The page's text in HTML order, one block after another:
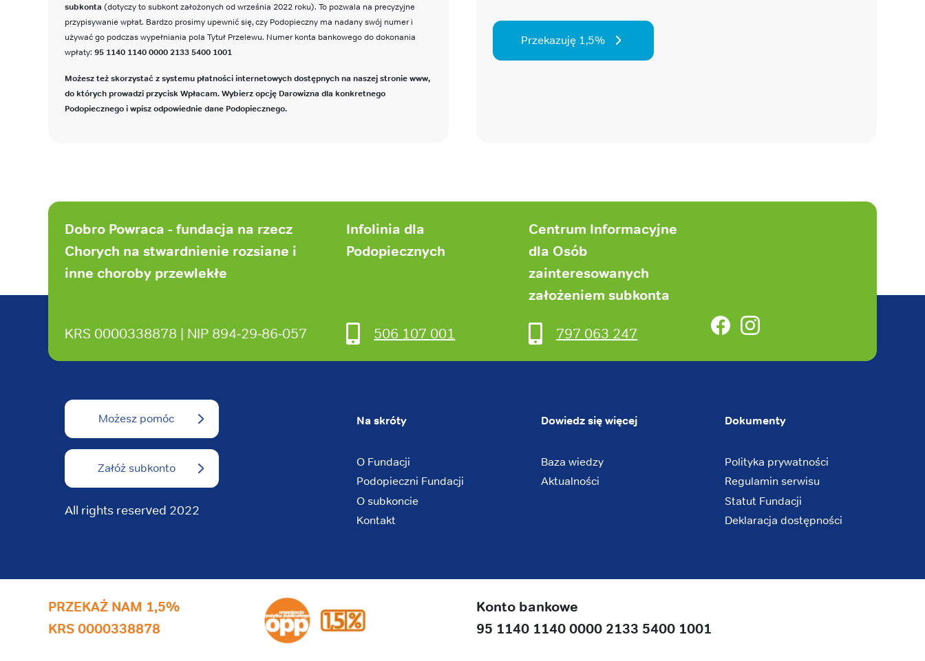
subkonta (dotyczy to subkont założonych od września 2022 roku). To pozwala na precyzyjne
przypisywanie wpłat. Bardzo prosimy upewnić się, czy Podopieczny ma nadany swój numer i
używać go podczas wypełniania pola Tytuł Przelewu. Numer konta bankowego do dokonania
wpłaty: 95 1140 1140 0000 2133 5400 1001
Możesz też skorzystać z systemu płatności internetowych dostępnych na naszej stronie www,
do których prowadzi przycisk Wpłacam. Wybierz opcję Darowizna dla konkretnego
Podopiecznego i wpisz odpowiednie dane Podopiecznego.
Przekazuję 1,5%
Dobro Powraca - fundacja na rzecz
Chorych na stwardnienie rozsiane i
inne choroby przewlekłe
KRS 0000338878 | NIP 894‑29‑86‑057
Infolinia dla
Podopiecznych
506 107 001
Centrum Informacyjne
dla Osób
zainteresowanych
założeniem subkonta
797 063 247
FacebookInstagram
Możesz pomóc
Załóż subkonto
All rights reserved 2022
Na skróty
O Fundacji
Podopieczni Fundacji
O subkoncie
Kontakt
Dowiedz się więcej
Baza wiedzy
Aktualności
Dokumenty
Polityka prywatności
Regulamin serwisu
Statut Fundacji
Deklaracja dostępności
PRZEKAŻ NAM 1,5%
KRS 0000338878
Konto bankowe
95 1140 1140 0000 2133 5400 1001